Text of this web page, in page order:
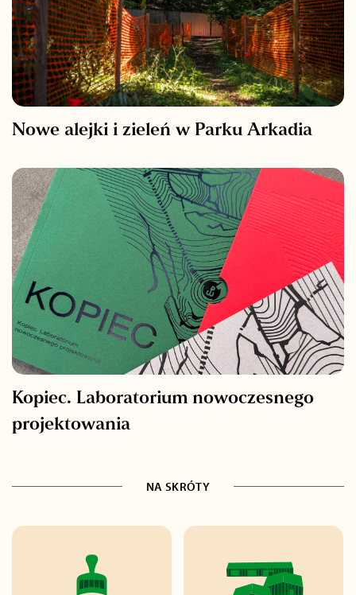
Nowe alejki i zieleń w Parku Arkadia
Kopiec. Laboratorium nowoczesnego
projektowania
NA SKRÓTY